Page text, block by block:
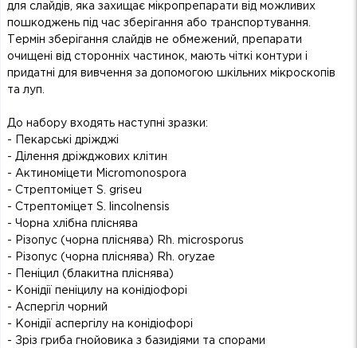
для слайдів, яка захищає мікропрепарати від можливих
пошкоджень під час зберігання або транспортування.
Термін зберігання слайдів не обмежений, препарати
очищені від сторонніх частинок, мають чіткі контури і
придатні для вивчення за допомогою шкільних мікроскопів
та луп.
До набору входять наступні зразки:
- Пекарські дріжджі
- Ділення дріжджових клітин
- Актиноміцети Micromonospora
- Стрептоміцет S. griseu
- Стрептоміцет S. lincolnensis
- Чорна хлібна пліснява
- Різопус (чорна пліснява) Rh. microsporus
- Різопус (чорна пліснява) Rh. oryzae
- Пеніцил (блакитна пліснява)
- Конідії пеніцилу на конідіофорі
- Аспергіл чорний
- Конідії аспергілу на конідіофорі
- Зріз гриба гнойовика з базидіями та спорами